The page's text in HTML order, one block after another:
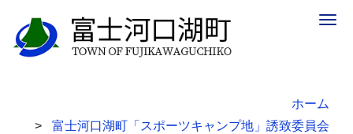
ホーム
富士河口湖町「スポーツキャンプ地」誘致委員会